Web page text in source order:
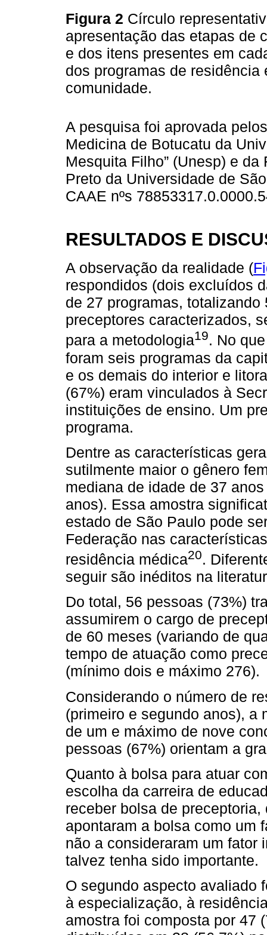
Figura 2 Círculo
apresentação das etapas de
e dos itens presentes em
dos programas de
comunidade.
A pesquisa foi aprovada
Medicina de Botucatu da
Mesquita Filho” (Unesp) e
Preto da Universidade de
CAAE nºs
RESULTADOS E
A observação da realidade (
respondidos (dois excluídos
de 27 programas,
preceptores caracterizados,
para a metodologia19. No
foram seis programas da
e os demais do interior e
(67%) eram vinculados à
instituições de ensino. Um
programa.
Dentre as características
sutilmente maior o gênero
mediana de idade de 37
anos). Essa amostra
estado de São Paulo pode
Federação nas
residência médica20.
seguir são inéditos na
Do total, 56 pessoas (73%)
assumirem o cargo de
de 60 meses (variando de
tempo de atuação como
(mínimo dois e máximo 276).
Considerando o número de
(primeiro e segundo anos), a
de um e máximo de nove
pessoas (67%) orientam a
Quanto à bolsa para atuar
escolha da carreira de
receber bolsa de
apontaram a bolsa como um
não a consideraram um fator
talvez tenha sido importante.
O segundo aspecto avaliado
à especialização, à
amostra foi composta por 47